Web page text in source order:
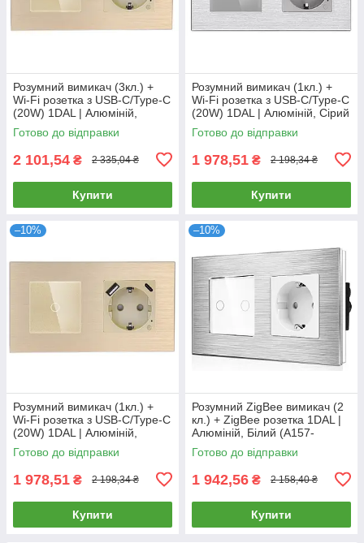
Розумний вимикач (3кл.) +
Wi-Fi розетка з USB-C/Type-C
(20W) 1DAL | Алюміній,
Золото (A157-GSW3G.WF-
STUTC.WF.GD)
Готово до відправки
2 101,54 ₴ 2 335,04 ₴
Купити
Розумний вимикач (1кл.) +
Wi-Fi розетка з USB-C/Type-C
(20W) 1DAL | Алюміній, Сірий
(A157-GSW1G.WF-
STUTC.WF.GR)
Готово до відправки
1 978,51 ₴ 2 198,34 ₴
Купити
–10%
Розумний вимикач (1кл.) +
Wi-Fi розетка з USB-C/Type-C
(20W) 1DAL | Алюміній,
Золото (A157-GSW1G.WF-
STUTC.WF.GD)
Готово до відправки
1 978,51 ₴ 2 198,34 ₴
Купити
–10%
Розумний ZigBee вимикач (2
кл.) + ZigBee розетка 1DAL |
Алюміній, Білий (A157-
GSW2G.ZB-ST.ZB.WT)
Готово до відправки
1 942,56 ₴ 2 158,40 ₴
Купити